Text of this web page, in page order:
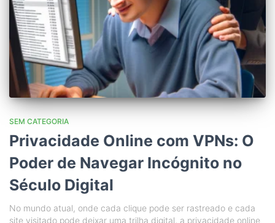
SEM CATEGORIA
Privacidade Online com VPNs: O
Poder de Navegar Incógnito no
Século Digital
No mundo atual, onde cada clique pode ser rastreado e cada
site visitado pode deixar uma trilha digital, a privacidade online